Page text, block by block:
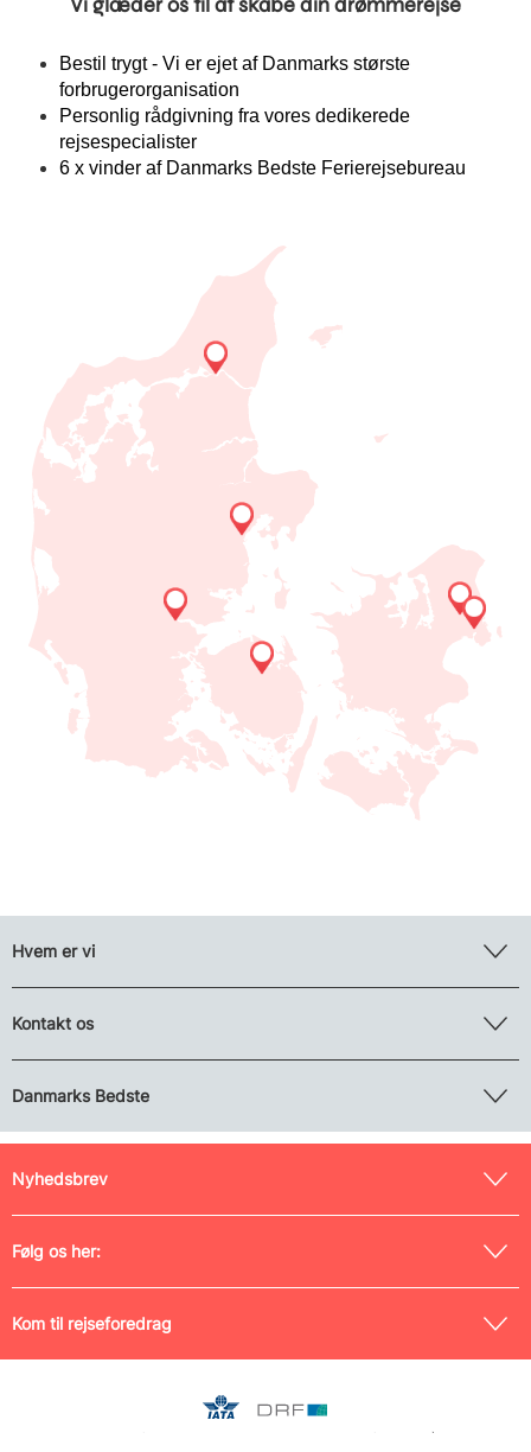
Bestil trygt - Vi er ejet af Danmarks største
forbrugerorganisation
Personlig rådgivning fra vores dedikerede
rejsespecialister
6 x vinder af Danmarks Bedste Ferierejsebureau
Hvem er vi
Kontakt os
Danmarks Bedste
Nyhedsbrev
Følg os her:
Kom til rejseforedrag
Medlem af Danmarks Rejsebureau-Forening (nr. 0042) og